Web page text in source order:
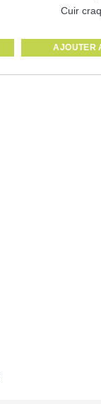
Cuir
AJOUTER